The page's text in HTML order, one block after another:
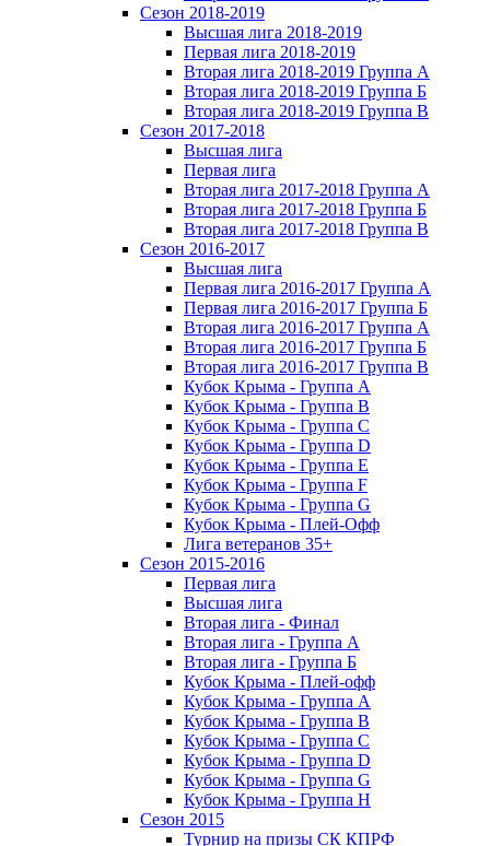
Сезон 2018-2019
Высшая лига 2018-2019
Первая лига 2018-2019
Вторая лига 2018-2019 Группа А
Вторая лига 2018-2019 Группа Б
Вторая лига 2018-2019 Группа В
Сезон 2017-2018
Высшая лига
Первая лига
Вторая лига 2017-2018 Группа А
Вторая лига 2017-2018 Группа Б
Вторая лига 2017-2018 Группа В
Сезон 2016-2017
Высшая лига
Первая лига 2016-2017 Группа А
Первая лига 2016-2017 Группа Б
Вторая лига 2016-2017 Группа А
Вторая лига 2016-2017 Группа Б
Вторая лига 2016-2017 Группа В
Кубок Крыма - Группа A
Кубок Крыма - Группа B
Кубок Крыма - Группа C
Кубок Крыма - Группа D
Кубок Крыма - Группа E
Кубок Крыма - Группа F
Кубок Крыма - Группа G
Кубок Крыма - Плей-Офф
Лига ветеранов 35+
Сезон 2015-2016
Первая лига
Высшая лига
Вторая лига - Финал
Вторая лига - Группа А
Вторая лига - Группа Б
Кубок Крыма - Плей-офф
Кубок Крыма - Группа A
Кубок Крыма - Группа B
Кубок Крыма - Группа C
Кубок Крыма - Группа D
Кубок Крыма - Группа G
Кубок Крыма - Группа H
Сезон 2015
Турнир на призы СК КПРФ